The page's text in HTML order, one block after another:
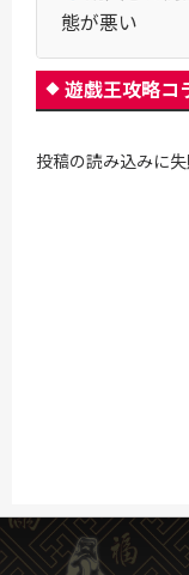
態が悪い
遊戯王攻略コ
投稿の読み込みに失